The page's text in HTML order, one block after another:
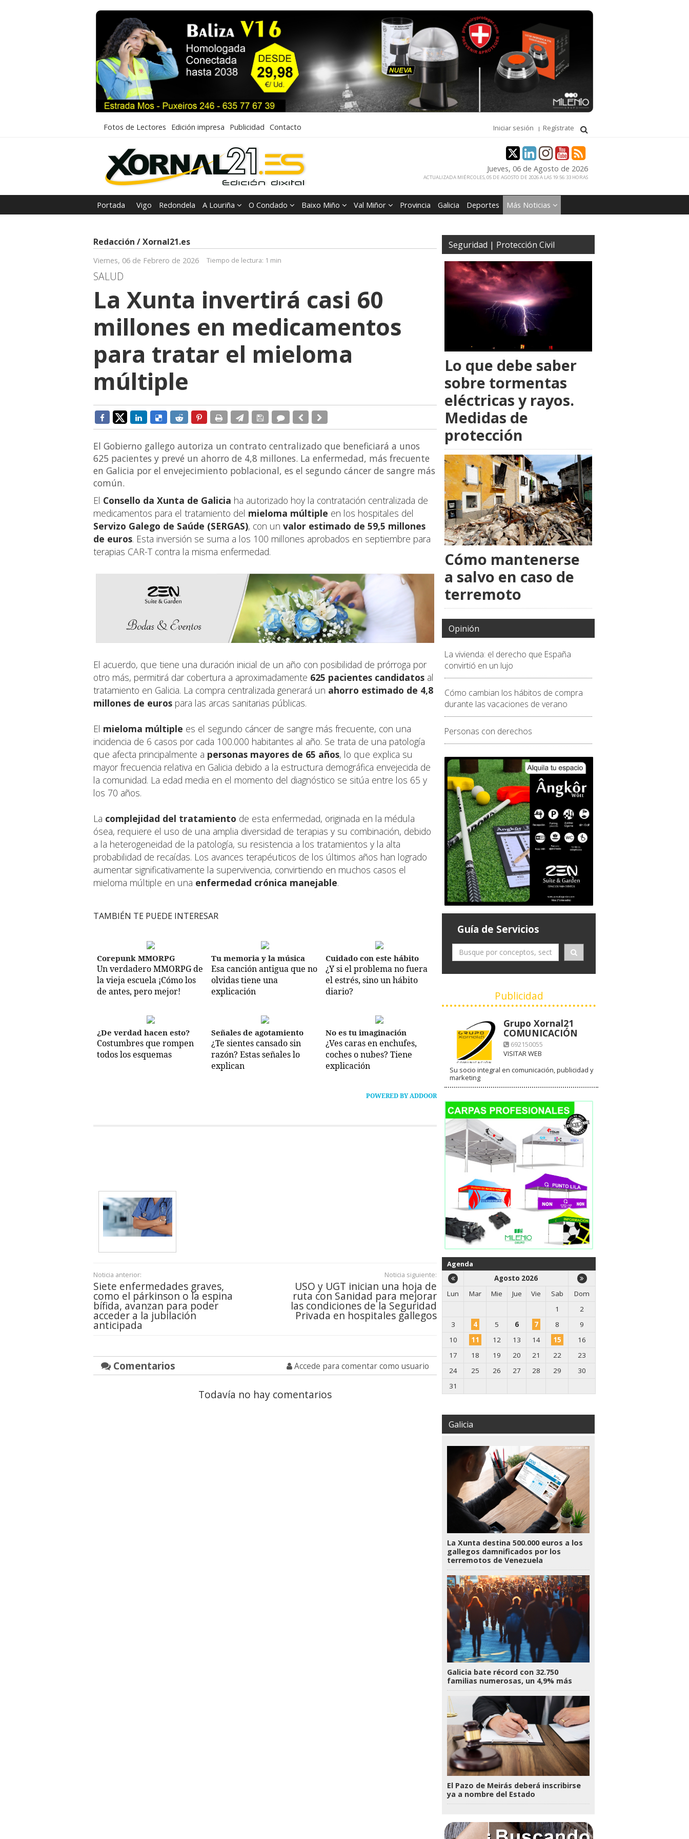
Fotos de Lectores Edición impresa Publicidad Contacto Iniciar sesión Regístrate
Jueves, 06 de Agosto de 2026
ACTUALIZADA MIÉRCOLES, 05 DE AGOSTO DE 2026 A LAS 19:56:33 HORAS
Portada Vigo Redondela A Louriña O Condado Baixo Miño Val Miñor Provincia Galicia Deportes Más Noticias
Redacción / Xornal21.es
Viernes, 06 de Febrero de 2026 Tiempo de lectura: 1 min
SALUD
La Xunta invertirá casi 60
millones en medicamentos
para tratar el mieloma
múltiple
El Gobierno gallego autoriza un contrato centralizado que beneficiará a unos
625 pacientes y prevé un ahorro de 4,8 millones. La enfermedad, más frecuente
en Galicia por el envejecimiento poblacional, es el segundo cáncer de sangre más
común.
El Consello da Xunta de Galicia ha autorizado hoy la contratación centralizada de
medicamentos para el tratamiento del mieloma múltiple en los hospitales del
Servizo Galego de Saúde (SERGAS), con un valor estimado de 59,5 millones
de euros. Esta inversión se suma a los 100 millones aprobados en septiembre para
terapias CAR-T contra la misma enfermedad.
El acuerdo, que tiene una duración inicial de un año con posibilidad de prórroga por
otro más, permitirá dar cobertura a aproximadamente 625 pacientes candidatos al
tratamiento en Galicia. La compra centralizada generará un ahorro estimado de 4,8
millones de euros para las arcas sanitarias públicas.
El mieloma múltiple es el segundo cáncer de sangre más frecuente, con una
incidencia de 6 casos por cada 100.000 habitantes al año. Se trata de una patología
que afecta principalmente a personas mayores de 65 años, lo que explica su
mayor frecuencia relativa en Galicia debido a la estructura demográfica envejecida de
la comunidad. La edad media en el momento del diagnóstico se sitúa entre los 65 y
los 70 años.
La complejidad del tratamiento de esta enfermedad, originada en la médula
ósea, requiere el uso de una amplia diversidad de terapias y su combinación, debido
a la heterogeneidad de la patología, su resistencia a los tratamientos y la alta
probabilidad de recaídas. Los avances terapéuticos de los últimos años han logrado
aumentar significativamente la supervivencia, convirtiendo en muchos casos el
mieloma múltiple en una enfermedad crónica manejable.
TAMBIÉN TE PUEDE INTERESAR
Corepunk MMORPG
Un verdadero MMORPG de
la vieja escuela ¡Cómo los
de antes, pero mejor!
Tu memoria y la música
Esa canción antigua que no
olvidas tiene una
explicación
Cuidado con este hábito
¿Y si el problema no fuera
el estrés, sino un hábito
diario?
¿De verdad hacen esto?
Costumbres que rompen
todos los esquemas
Señales de agotamiento
¿Te sientes cansado sin
razón? Estas señales lo
explican
No es tu imaginación
¿Ves caras en enchufes,
coches o nubes? Tiene
explicación
POWERED BY ADDOOR
Noticia anterior:
Siete enfermedades graves,
como el párkinson o la espina
bífida, avanzan para poder
acceder a la jubilación
anticipada
Noticia siguiente:
USO y UGT inician una hoja de
ruta con Sanidad para mejorar
las condiciones de la Seguridad
Privada en hospitales gallegos
Comentarios Accede para comentar como usuario
Todavía no hay comentarios
Seguridad | Protección Civil
Lo que debe saber
sobre tormentas
eléctricas y rayos.
Medidas de
protección
Cómo mantenerse
a salvo en caso de
terremoto
Opinión
La vivienda: el derecho que España
convirtió en un lujo
Cómo cambian los hábitos de compra
durante las vacaciones de verano
Personas con derechos
Guía de Servicios
Publicidad
Grupo Xornal21
COMUNICACIÓN
692150055
VISITAR WEB
Su socio integral en comunicación, publicidad y
marketing
Agenda
Agosto 2026
Lun
Mar Mie Jue Vie Sab
Dom
1
2
3
4 5 6 7 8
9
10
11 12 13 14 15
16
17
18 19 20 21 22
23
24
25 26 27 28 29
30
31
Galicia
La Xunta destina 500.000 euros a los
gallegos damnificados por los
terremotos de Venezuela
Galicia bate récord con 32.750
familias numerosas, un 4,9% más
El Pazo de Meirás deberá inscribirse
ya a nombre del Estado